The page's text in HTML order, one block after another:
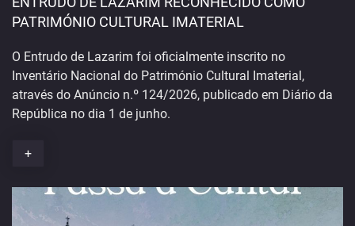
PATRIMÓNIO CULTURAL IMATERIAL
O Entrudo de Lazarim foi oficialmente inscrito no
Inventário Nacional do Património Cultural Imaterial,
através do Anúncio n.º 124/2026, publicado em Diário da
República no dia 1 de junho.
+